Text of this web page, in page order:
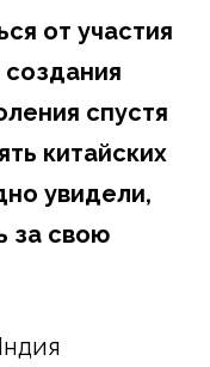
от участия
спустя
китайских
увидели,
за свою